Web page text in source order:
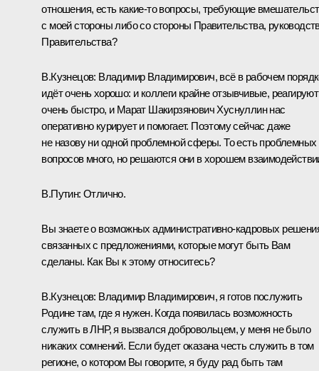
отношения, есть какие-то вопросы, требующие
с моей стороны либо со стороны Правительства,
Правительства?
В.Кузнецов: Владимир Владимирович, всё в рабочем
идёт очень хорошо: и коллеги крайне отзывчивые, реагируют
очень быстро, и Марат Шакирзянович Хуснуллин нас
оперативно курирует и помогает. Поэтому сейчас даже
не назову ни одной проблемной сферы. То есть проблемных
вопросов много, но решаются они в хорошем
В.Путин: Отлично.
Вы знаете о возможных административно-кадровых
связанных с предложениями, которые могут быть Вам
сделаны. Как Вы к этому относитесь?
В.Кузнецов: Владимир Владимирович, я готов послужить
Родине там, где я нужен. Когда появилась возможность
служить в ЛНР, я вызвался добровольцем, у меня не было
никаких сомнений. Если будет оказана честь служить в том
регионе, о котором Вы говорите, я буду рад быть там